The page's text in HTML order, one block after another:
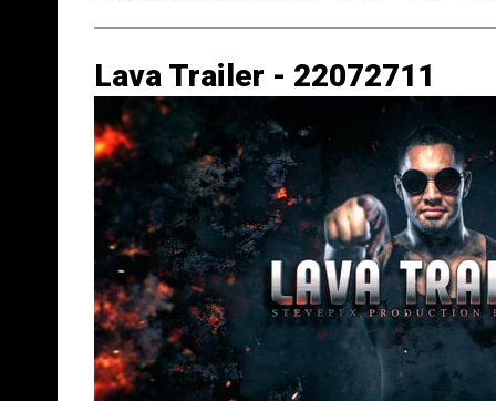
Lava Trailer - 22072711